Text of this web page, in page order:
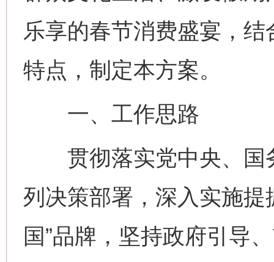
乐享的春节消费盛宴，
特点，制定本方案。
一、工作思路
贯彻落实党中央、国
列决策部署，深入实施提
国”品牌，坚持政府引导